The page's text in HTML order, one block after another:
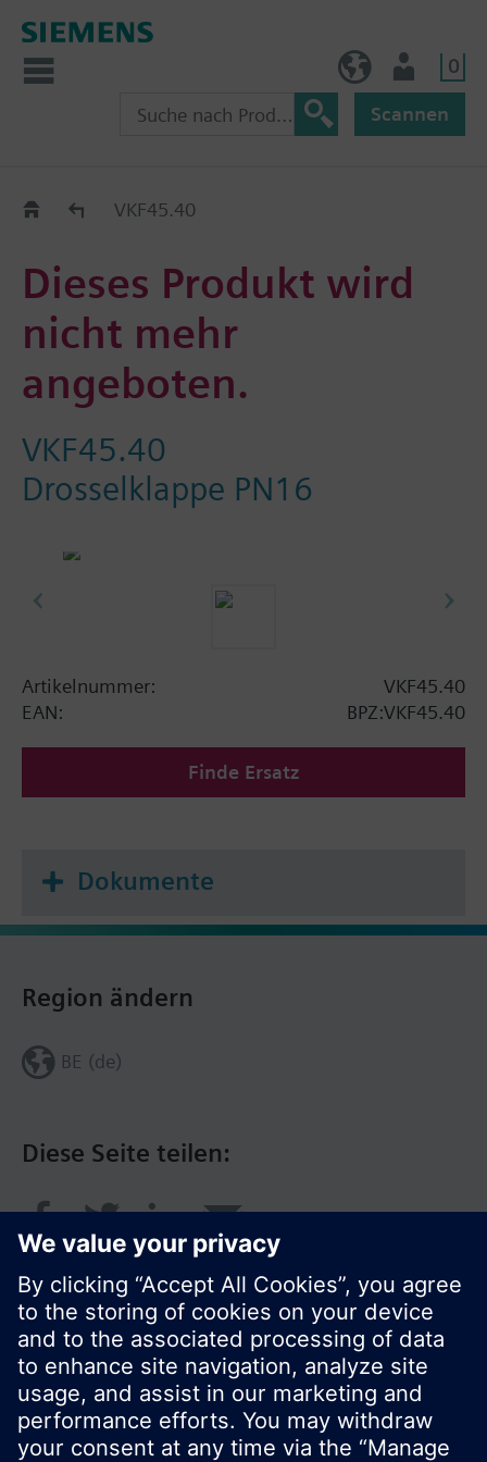
0
Scannen
Austauschhilfe
VKF45.40
Dieses Produkt wird
nicht mehr
angeboten.
VKF45.40
Drosselklappe PN16
Artikelnummer:
VKF45.40
EAN:
BPZ:VKF45.40
Finde Ersatz
Dokumente
Diese Seite teilen:
Region ändern
BE (de)
© Siemens Schweiz AG 2017